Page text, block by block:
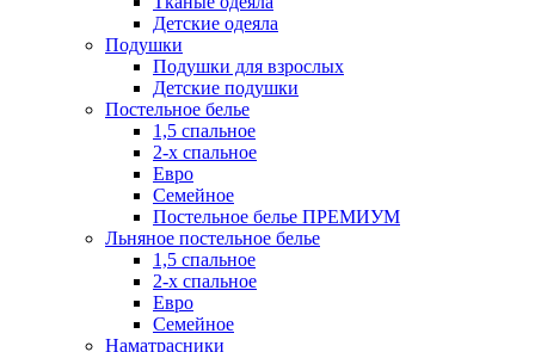
Детские одеяла
Подушки
Подушки для взрослых
Детские подушки
Постельное белье
1,5 спальное
2-х спальное
Евро
Семейное
Постельное белье ПРЕМИУМ
Льняное постельное белье
1,5 спальное
2-х спальное
Евро
Семейное
Наматрасники